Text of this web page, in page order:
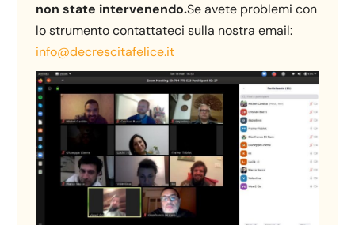
non state intervenendo.Se avete problemi con
lo strumento contattateci sulla nostra email:
info@decrescitafelice.it